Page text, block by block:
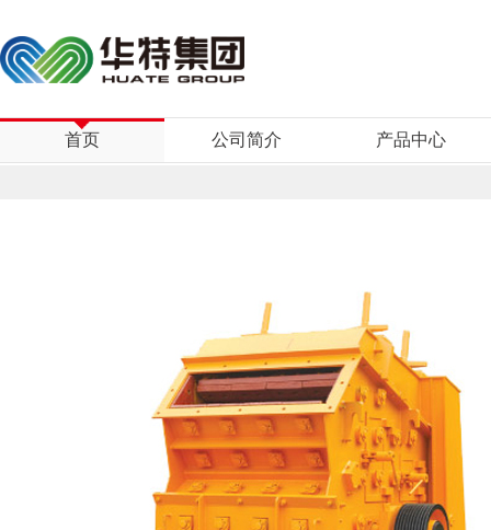
首页 公司简介 产品中心